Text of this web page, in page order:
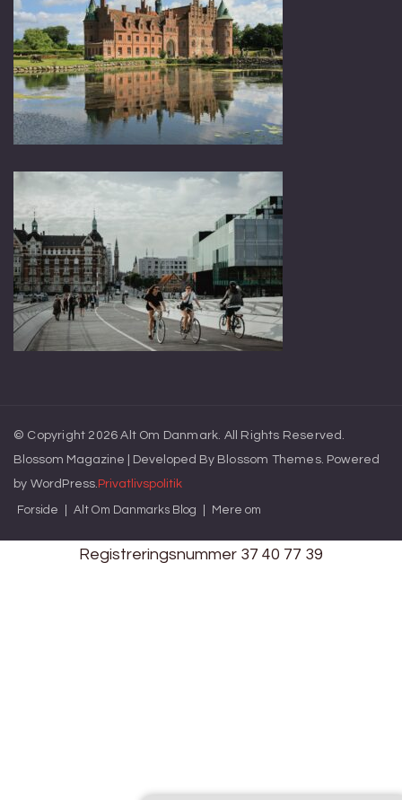
© Copyright 2026Alt Om Danmark. All Rights Reserved.
Blossom Magazine | Developed By Blossom Themes. Powered
by WordPress. Privatlivspolitik
Forside Alt Om Danmarks Blog Mere om
Registreringsnummer 37 40 77 39